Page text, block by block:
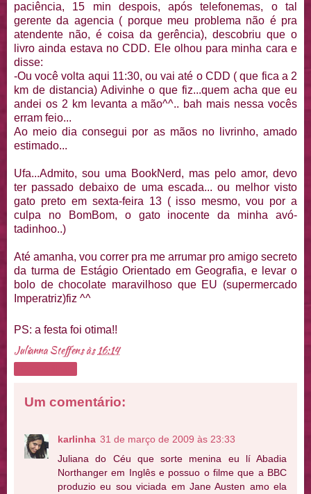
paciência, 15 min despois, após telefonemas, o tal
gerente da agencia ( porque meu problema não é pra
atendente não, é coisa da gerência), descobriu que o
livro ainda estava no CDD. Ele olhou para minha cara e
disse:
-Ou você volta aqui 11:30, ou vai até o CDD ( que fica a 2
km de distancia) Adivinhe o que fiz...quem acha que eu
andei os 2 km levanta a mão^^.. bah mais nessa vocês
erram feio...
Ao meio dia consegui por as mãos no livrinho, amado
estimado...
Ufa...Admito, sou uma BookNerd, mas pelo amor, devo
ter passado debaixo de uma escada... ou melhor visto
gato preto em sexta-feira 13 ( isso mesmo, vou por a
culpa no BomBom, o gato inocente da minha avó-
tadinhoo..)
Até amanha, vou correr pra me arrumar pro amigo secreto
da turma de Estágio Orientado em Geografia, e levar o
bolo de chocolate maravilhoso que EU (supermercado
Imperatriz)fiz ^^
PS: a festa foi otima!!
Julianna Steffensàs 16:14
Um comentário:
karlinha 31 de março de 2009 às 23:33
Juliana do Céu que sorte menina eu lí Abadia
Northanger em Inglês e possuo o filme que a BBC
produzio eu sou viciada em Jane Austen amo ela